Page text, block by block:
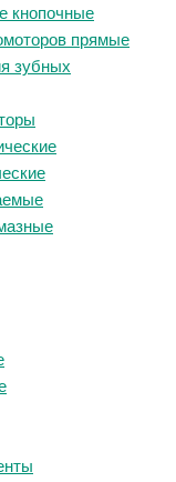
кнопочные
прямые
зубных